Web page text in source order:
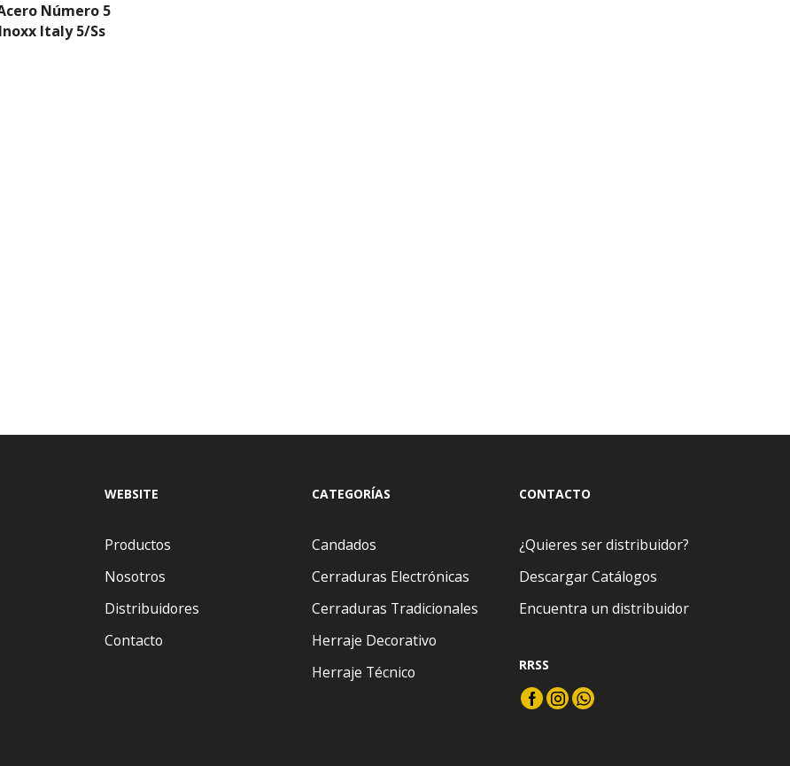
Número 5
Italy 5/Ss
WEBSITE
Productos
Nosotros
Distribuidores
Contacto
CATEGORÍAS
Candados
Cerraduras Electrónicas
Cerraduras Tradicionales
Herraje Decorativo
Herraje Técnico
CONTACTO
¿Quieres ser distribuidor?
Descargar Catálogos
Encuentra un distribuidor
RRSS